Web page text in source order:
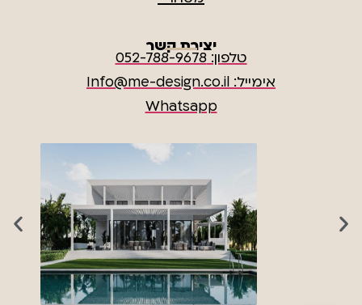
יצירת קשר
טלפון: 052-788-9678
אימייל: Info@me-design.co.il
Whatsapp